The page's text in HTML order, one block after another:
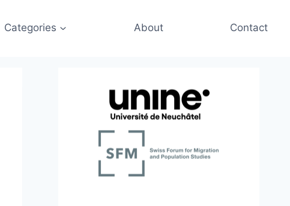
Categories About Contact